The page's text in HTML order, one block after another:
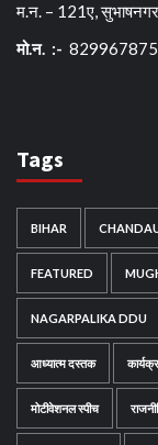
म.न. – 121ए,
मो.न. :-
Tags
BIHAR
FEATURED
NAGARPALIKA DDU
आध्यात्म दस्तक
मोटीवेशनल स्पीच